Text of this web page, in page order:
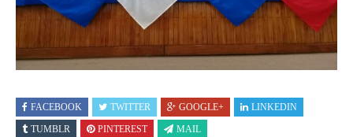
FACEBOOK TWITTER GOOGLE+
LINKEDIN
TUMBLR
PINTEREST MAIL